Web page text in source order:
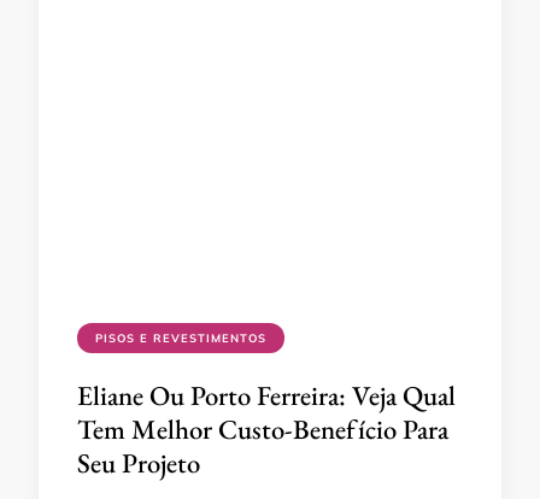
PISOS E REVESTIMENTOS
Eliane Ou Porto Ferreira: Veja Qual
Tem Melhor Custo-Benefício Para
Seu Projeto